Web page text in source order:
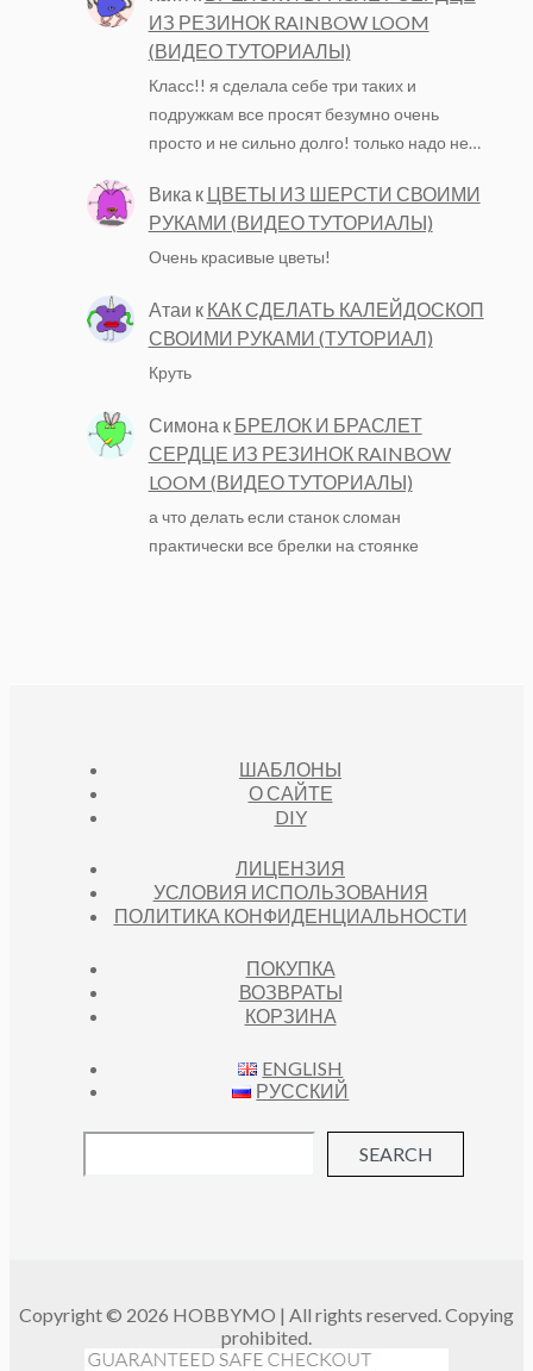
ИЗ РЕЗИНОК RAINBOW LOOM
(ВИДЕО ТУТОРИАЛЫ)
Класс!! я сделала себе три таких и
подружкам все просят безумно очень
просто и не сильно долго! только надо не…
Вика к ЦВЕТЫ ИЗ ШЕРСТИ СВОИМИ
РУКАМИ (ВИДЕО ТУТОРИАЛЫ)
Очень красивые цветы!
Атаи к КАК СДЕЛАТЬ КАЛЕЙДОСКОП
СВОИМИ РУКАМИ (ТУТОРИАЛ)
Круть
Симона к БРЕЛОК И БРАСЛЕТ
СЕРДЦЕ ИЗ РЕЗИНОК RAINBOW
LOOM (ВИДЕО ТУТОРИАЛЫ)
а что делать если станок сломан
практически все брелки на стоянке
ШАБЛОНЫ
О САЙТЕ
DIY
ЛИЦЕНЗИЯ
УСЛОВИЯ ИСПОЛЬЗОВАНИЯ
ПОЛИТИКА КОНФИДЕНЦИАЛЬНОСТИ
ПОКУПКА
ВОЗВРАТЫ
КОРЗИНА
ENGLISH
РУССКИЙ
SEARCH
Copyright © 2026 HOBBYMO | All rights reserved. Copying
prohibited.